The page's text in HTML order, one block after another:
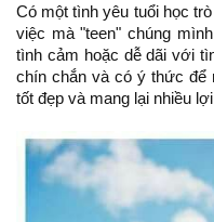
Có một tình yêu tuổi học
việc mà "teen" chúng
tình cảm hoặc dễ dãi với
chín chắn và có ý thức để
tốt đẹp và mang lại nhiều